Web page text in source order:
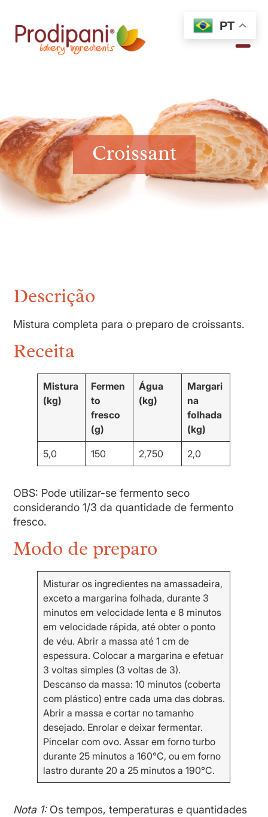
Croissant
Descrição
Mistura completa para o preparo de croissants.
Receita
Mistura
(kg)
Fermen
to
fresco
(g)
Água
(kg)
Margari
na
folhada
(kg)
5,0 150 2,750 2,0
OBS: Pode utilizar-se fermento seco
considerando 1/3 da quantidade de fermento
fresco.
Modo de preparo
Misturar os ingredientes na amassadeira,
exceto a margarina folhada, durante 3
minutos em velocidade lenta e 8 minutos
em velocidade rápida, até obter o ponto
de véu. Abrir a massa até 1 cm de
espessura. Colocar a margarina e efetuar
3 voltas simples (3 voltas de 3).
Descanso da massa: 10 minutos (coberta
com plástico) entre cada uma das dobras.
Abrir a massa e cortar no tamanho
desejado. Enrolar e deixar fermentar.
Pincelar com ovo. Assar em forno turbo
durante 25 minutos a 160°C, ou em forno
lastro durante 20 a 25 minutos a 190°C.
Nota 1:Os tempos, temperaturas e quantidades
PT